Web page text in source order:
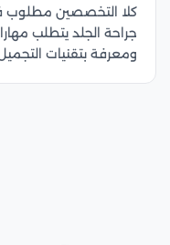
كلا التخصصين مطلوب
جراحة الجلد يتطلب
ومعرفة بتقنيات